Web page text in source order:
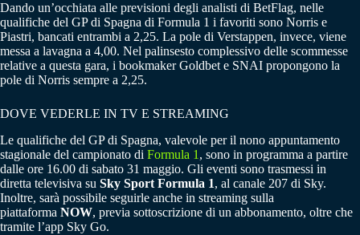
Dando un’occhiata alle previsioni degli analisti di BetFlag, nelle
qualifiche del GP di Spagna di Formula 1 i favoriti sono Norris e
Piastri, bancati entrambi a 2,25. La pole di Verstappen, invece, viene
messa a lavagna a 4,00. Nel palinsesto complessivo delle scommesse
relative a questa gara, i bookmaker Goldbet e SNAI propongono la
pole di Norris sempre a 2,25.
DOVE VEDERLE IN TV E STREAMING
Le qualifiche del GP di Spagna, valevole per il nono appuntamento
stagionale del campionato di Formula 1 , sono in programma a partire
dalle ore 16.00 di sabato 31 maggio. Gli eventi sono trasmessi in
diretta televisiva su Sky Sport Formula 1, al canale 207 di Sky.
Inoltre, sarà possibile seguirle anche in streaming sulla
piattaforma NOW, previa sottoscrizione di un abbonamento, oltre che
tramite l’app Sky Go.